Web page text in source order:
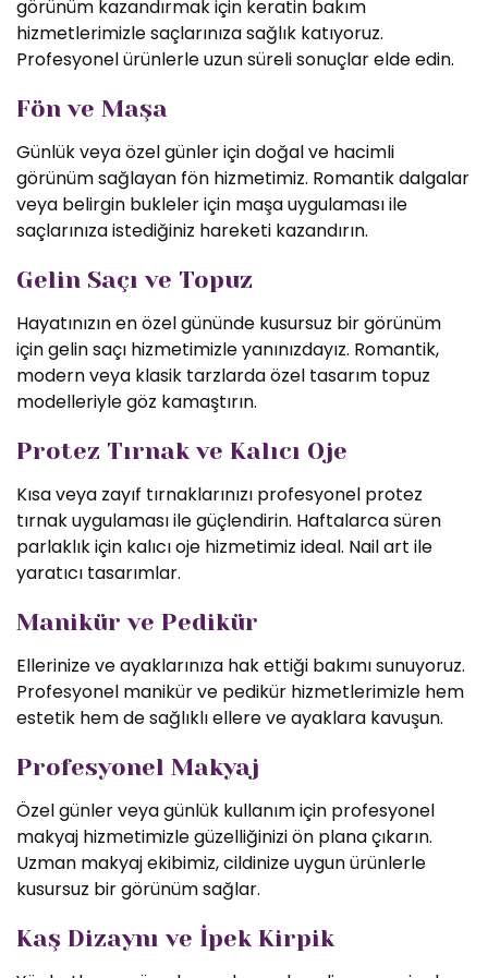
görünüm kazandırmak için keratin bakım
hizmetlerimizle saçlarınıza sağlık katıyoruz.
Profesyonel ürünlerle uzun süreli sonuçlar elde edin.
Fön ve Maşa
Günlük veya özel günler için doğal ve hacimli
görünüm sağlayan fön hizmetimiz. Romantik dalgalar
veya belirgin bukleler için maşa uygulaması ile
saçlarınıza istediğiniz hareketi kazandırın.
Gelin Saçı ve Topuz
Hayatınızın en özel gününde kusursuz bir görünüm
için gelin saçı hizmetimizle yanınızdayız. Romantik,
modern veya klasik tarzlarda özel tasarım topuz
modelleriyle göz kamaştırın.
Protez Tırnak ve Kalıcı Oje
Kısa veya zayıf tırnaklarınızı profesyonel protez
tırnak uygulaması ile güçlendirin. Haftalarca süren
parlaklık için kalıcı oje hizmetimiz ideal. Nail art ile
yaratıcı tasarımlar.
Manikür ve Pedikür
Ellerinize ve ayaklarınıza hak ettiği bakımı sunuyoruz.
Profesyonel manikür ve pedikür hizmetlerimizle hem
estetik hem de sağlıklı ellere ve ayaklara kavuşun.
Profesyonel Makyaj
Özel günler veya günlük kullanım için profesyonel
makyaj hizmetimizle güzelliğinizi ön plana çıkarın.
Uzman makyaj ekibimiz, cildinize uygun ürünlerle
kusursuz bir görünüm sağlar.
Kaş Dizaynı ve İpek Kirpik